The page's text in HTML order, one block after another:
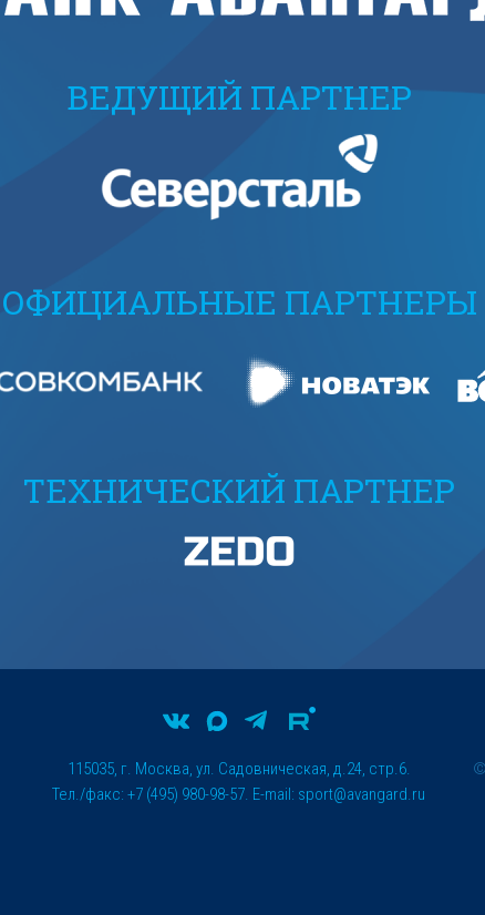
ВЕДУЩИЙ ПАРТНЕР
ОФИЦИАЛЬНЫЕ ПАРТНЕРЫ
ТЕХНИЧЕСКИЙ ПАРТНЕР
115035, г. Москва, ул. Садовническая, д.24, стр.6.
Тел./факс: +7 (495) 980-98-57. E-mail: sport@avangard.ru
©